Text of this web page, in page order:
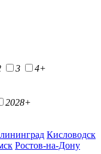
3
4+
2028+
Кисловодск
Ростов-на-Дону